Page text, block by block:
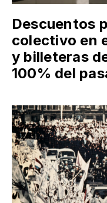
Descuentos
colectivo en
y billeteras
100% del